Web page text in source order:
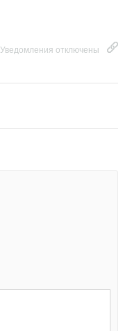
Уведомления отключены